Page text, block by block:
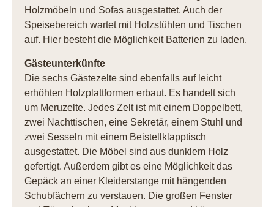
Holzmöbeln und Sofas ausgestattet. Auch der
Speisebereich wartet mit Holzstühlen und Tischen
auf. Hier besteht die Möglichkeit Batterien zu laden.
Gästeunterkünfte
Die sechs Gästezelte sind ebenfalls auf leicht
erhöhten Holzplattformen erbaut. Es handelt sich
um Meruzelte. Jedes Zelt ist mit einem Doppelbett,
zwei Nachttischen, eine Sekretär, einem Stuhl und
zwei Sesseln mit einem Beistellklapptisch
ausgestattet. Die Möbel sind aus dunklem Holz
gefertigt. Außerdem gibt es eine Möglichkeit das
Gepäck an einer Kleiderstange mit hängenden
Schubfächern zu verstauen. Die großen Fenster